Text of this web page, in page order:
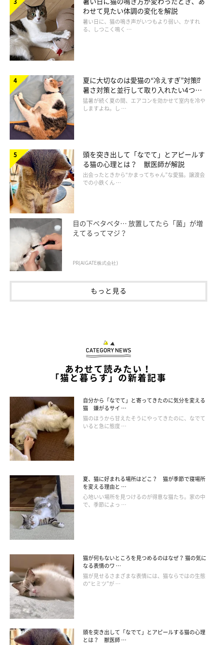
心がけたいことは？
愛猫が生活の中で不満を感じないように、飼い主さんはなるべく
愛猫のペースに合わせてあげるようにしましょう。
住環境の工夫としては、たとえば
ことも、ストレスの発散につながるでしょう。
（監修：ねこのきもち獣医師相談室 獣医師・岡本りさ先生）
取材・文／柴田おまめ
※写真は「ねこのきもちアプリ」で投稿されたものです
※記事の内容は2025年8月時点の情報です。
わせて見たい体調の変化を解説
暑い日に、猫の鳴き声がいつもより弱い、かすれ
る、しつこく鳴く …
夏に大切なのは愛猫の“冷えすぎ”対策⁉
暑さ対策と並行して取り入れたい4つの
工夫
猛暑が続く夏の間、エアコンを効かせて室内を冷や
しますよね。し …
頭を突き出して「なでて」とアピールす
る猫の心理とは？ 獣医師が解説
出会ったときから“かまってちゃん”な愛猫。譲渡会
での小鉄くん …
目の下ベタベタ… 放置してたら「菌」が増
えてるってマジ？
PR(AIGATE株式会社)
もっと見る
あわせて読みたい！
「猫と暮らす」の新着記事
自分から「なでて」と寄ってきたのに気分を変える
猫 嫌がるサイ …
猫のほうから甘えたそうにやってきたのに、なでて
いると急に態度 …
夏、猫に好まれる場所はどこ？ 猫が季節で寝場所
を変える理由と …
心地いい場所を見つけるのが得意な猫たち。家の中
で、季節によっ …
猫が何もないところを見つめるのはなぜ？ 猫の気に
なる表情のワ …
猫が見せるさまざまな表情には、猫ならではの生態
の“ヒミツ”が …
頭を突き出して「なでて」とアピールする猫の心理
とは？ 獣医師 …